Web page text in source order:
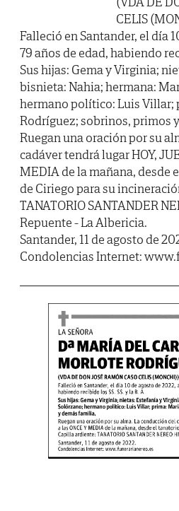
CELIS
Falleció en Santander, el día
79 años de edad, habiendo
Sus hijas: Gema y Virginia;
bisnieta: Nahia; hermana:
hermano político: Luis Villar;
Rodríguez; sobrinos, primos
Ruegan una oración por su
cadáver tendrá lugar HOY,
MEDIA de la mañana, desde
de Ciriego para su
TANATORIO SANTANDER
Repuente - La Albericia.
Santander, 11 de agosto de
Condolencias Internet: